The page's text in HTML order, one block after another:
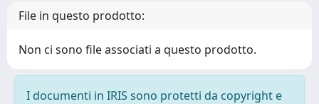
File in questo prodotto:
Non ci sono file associati a questo prodotto.
I documenti in IRIS sono protetti da copyright e